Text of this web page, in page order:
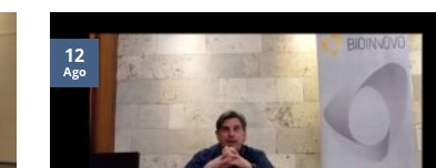
12
Ago